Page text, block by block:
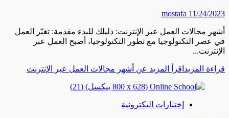
mostafa 11/24/2023
أشهر مجالات العمل عبر الإنترنت: دليلك للبدء مقدمة: تغيّر العمل
في عصر التكنولوجيا مع تطور التكنولوجيا، أصبح العمل عبر
الإنترنت...
قراءة المزيد اقرأ المزيد عن أشهر مجالات العمل عبر الإنترنت
إختبارات اليكترونية